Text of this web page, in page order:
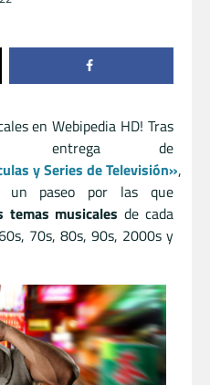
en Webipedia HD! Tras
entrega de
y Series de Televisión»,
un paseo por las que
temas musicales de cada
70s, 80s, 90s, 2000s y